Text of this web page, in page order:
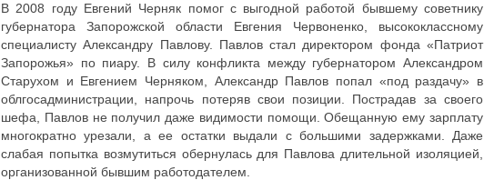
В 2008 году Евгений Черняк помог с выгодной работой бывшему советнику
губернатора Запорожской области Евгения Червоненко, высококлассному
специалисту Александру Павлову. Павлов стал директором фонда «Патриот
Запорожья» по пиару. В силу конфликта между губернатором Александром
Старухом и Евгением Черняком, Александр Павлов попал «под раздачу» в
облгосадминистрации, напрочь потеряв свои позиции. Пострадав за своего
шефа, Павлов не получил даже видимости помощи. Обещанную ему зарплату
многократно урезали, а ее остатки выдали с большими задержками. Даже
слабая попытка возмутиться обернулась для Павлова длительной изоляцией,
организованной бывшим работодателем.